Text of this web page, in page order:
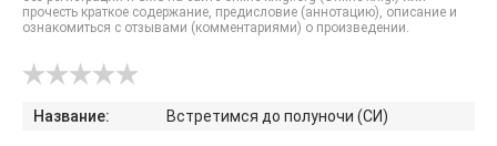
прочесть краткое содержание, предисловие (аннотацию), описание и
ознакомиться с отзывами (комментариями) о произведении.
Название: Встретимся до полуночи (СИ)